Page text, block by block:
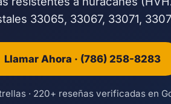
33065, 33067, 33071,
Llamar Ahora · (786) 258-8283
· 220+ reseñas verificadas en